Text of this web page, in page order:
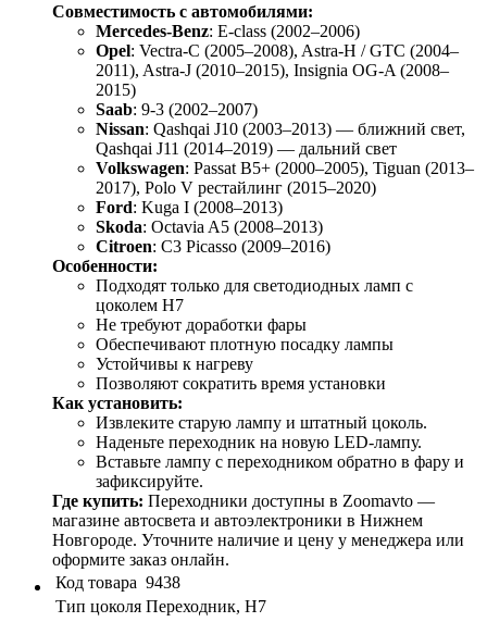
Совместимость с автомобилями:
Mercedes-Benz: E-class (2002–2006)
Opel: Vectra-C (2005–2008), Astra-H / GTC (2004–
2011), Astra-J (2010–2015), Insignia OG-A (2008–
2015)
Saab: 9-3 (2002–2007)
Nissan: Qashqai J10 (2003–2013) — ближний свет,
Qashqai J11 (2014–2019) — дальний свет
Volkswagen: Passat B5+ (2000–2005), Tiguan (2013–
2017), Polo V рестайлинг (2015–2020)
Ford: Kuga I (2008–2013)
Skoda: Octavia A5 (2008–2013)
Citroen: C3 Picasso (2009–2016)
Особенности:
Подходят только для светодиодных ламп с
цоколем H7
Не требуют доработки фары
Обеспечивают плотную посадку лампы
Устойчивы к нагреву
Позволяют сократить время установки
Как установить:
Извлеките старую лампу и штатный цоколь.
Наденьте переходник на новую LED-лампу.
Вставьте лампу с переходником обратно в фару и
зафиксируйте.
Где купить: Переходники доступны в Zoomavto —
магазине автосвета и автоэлектроники в Нижнем
Новгороде. Уточните наличие и цену у менеджера или
оформите заказ онлайн.
Код товара 9438
Тип цоколя Переходник, H7